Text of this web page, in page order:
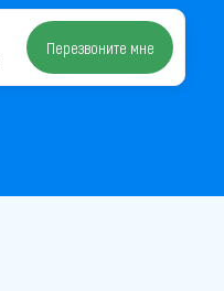
Перезвоните мне